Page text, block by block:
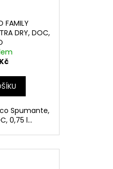
FAMILY
DRY, DOC,
Spumante,
0,75 l...